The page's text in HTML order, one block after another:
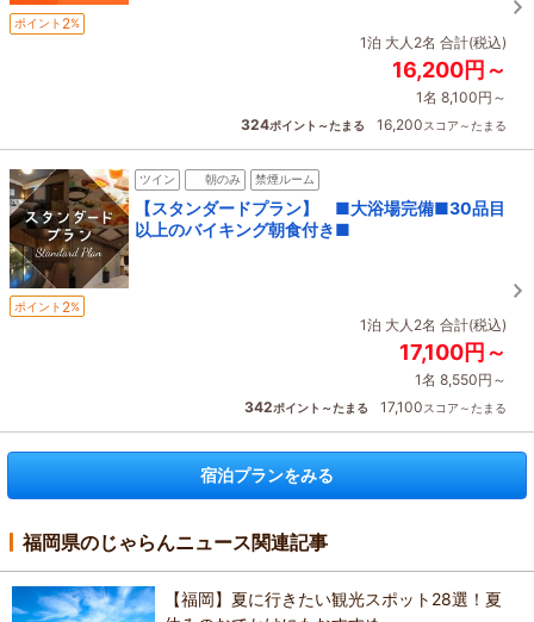
ポイント 2%
1泊 大人2名 合計(税込)
16,200円～
1名 8,100円～
324ポイント～たまる 16,200スコア～たまる
ツイン 朝のみ 禁煙ルーム
【スタンダードプラン】 ■大浴場完備■30品目
以上のバイキング朝食付き■
ポイント 2%
1泊 大人2名 合計(税込)
17,100円～
1名 8,550円～
342ポイント～たまる 17,100スコア～たまる
宿泊プランをみる
福岡県のじゃらんニュース関連記事
【福岡】夏に行きたい観光スポット28選！夏